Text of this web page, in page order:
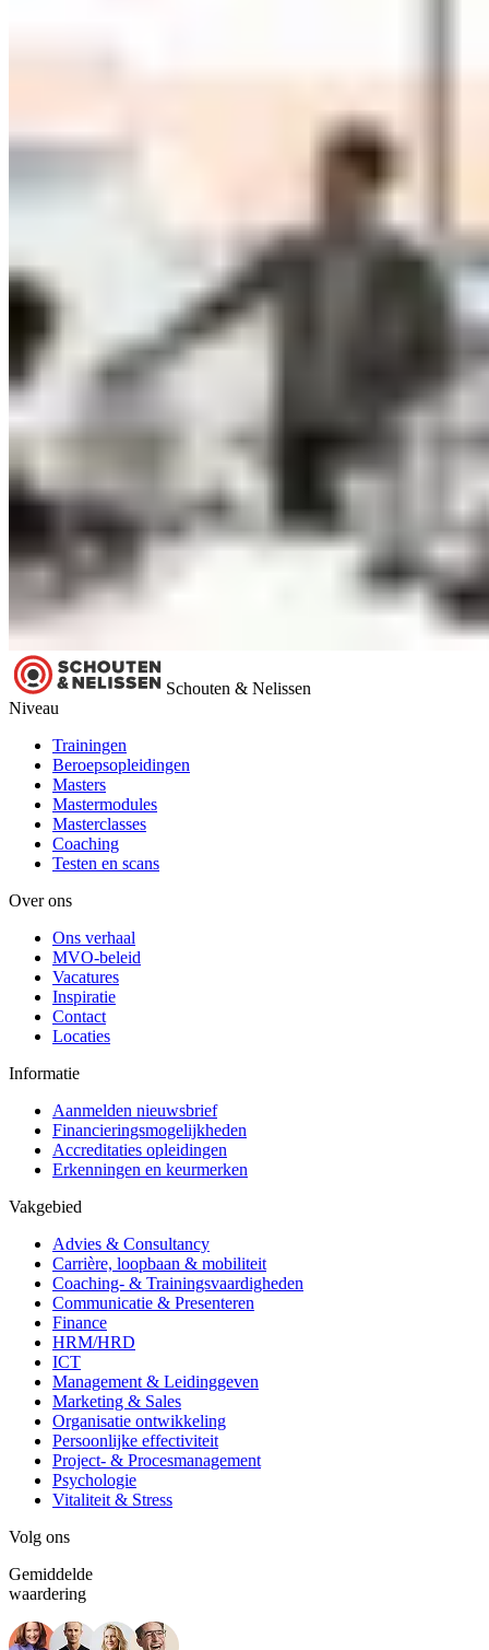
Schouten & Nelissen
Niveau
Trainingen
Beroepsopleidingen
Masters
Mastermodules
Masterclasses
Coaching
Testen en scans
Over ons
Ons verhaal
MVO-beleid
Vacatures
Inspiratie
Contact
Locaties
Informatie
Aanmelden nieuwsbrief
Financieringsmogelijkheden
Accreditaties opleidingen
Erkenningen en keurmerken
Vakgebied
Advies & Consultancy
Carrière, loopbaan & mobiliteit
Coaching- & Trainingsvaardigheden
Communicatie & Presenteren
Finance
HRM/HRD
ICT
Management & Leidinggeven
Marketing & Sales
Organisatie ontwikkeling
Persoonlijke effectiviteit
Project- & Procesmanagement
Psychologie
Vitaliteit & Stress
Volg ons
Gemiddelde
waardering